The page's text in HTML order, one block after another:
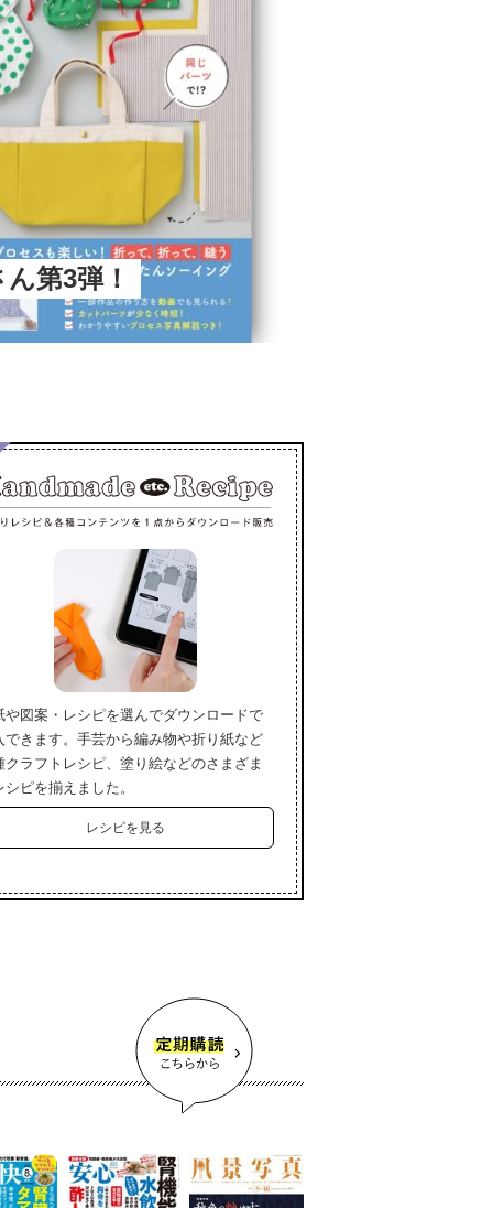
第3弾！
や図案・レシピを選んでダウンロードで
できます。手芸から編み物や折り紙など
クラフトレシピ、塗り絵などのさまざま
シピを揃えました。
レシピを見る